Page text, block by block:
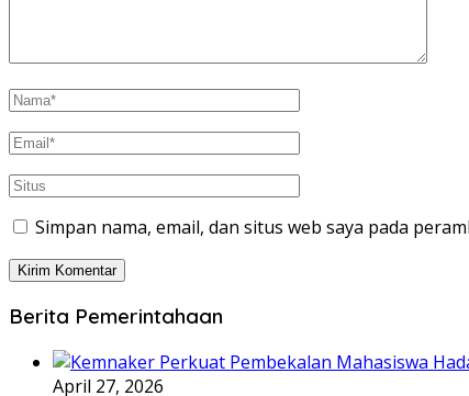
Simpan nama, email, dan situs web saya pada
Berita Pemerintahaan
April 27, 2026